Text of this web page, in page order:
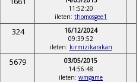
11:52:20
ileten: thomosgee1
324
16/12/2024
09:39:52
ileten: kirmizikarakan
5679
03/05/2015
14:56:48
ileten: wmgame